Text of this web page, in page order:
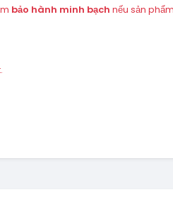
bảo hành minh bạch nếu sản